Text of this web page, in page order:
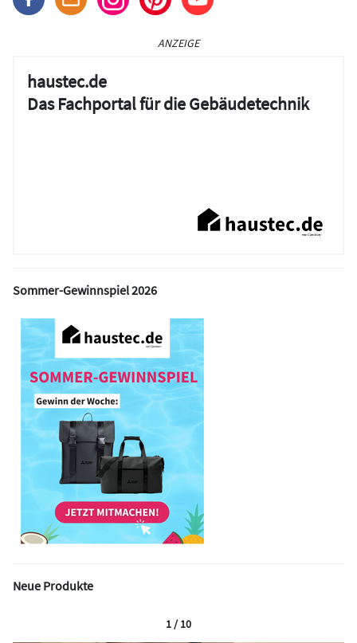
ANZEIGE
haustec.de
Das Fachportal für die Gebäudetechnik
Sommer-Gewinnspiel 2026
Neue Produkte
1 / 10